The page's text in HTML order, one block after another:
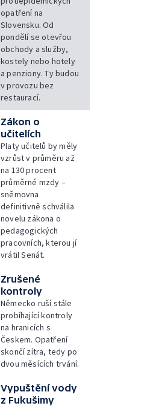
opatření na
Slovensku. Od
pondělí se otevřou
obchody a služby,
kostely nebo hotely
a penziony. Ty budou
v provozu bez
restaurací.
Zákon o
učitelích
Platy učitelů by měly
vzrůst v průměru až
na 130 procent
průměrné mzdy –
sněmovna
definitivně schválila
novelu zákona o
pedagogických
pracovních, kterou jí
vrátil Senát.
Zrušené
kontroly
Německo ruší stále
probíhající kontroly
na hranicích s
Českem. Opatření
skončí zítra, tedy po
dvou měsících trvání.
Vypuštění vody
z Fukušimy